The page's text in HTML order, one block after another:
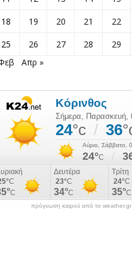
18
19 20 21 22
25
26 27 28 29
Απρ »
πρόγνωση καιρού από το weather.gr